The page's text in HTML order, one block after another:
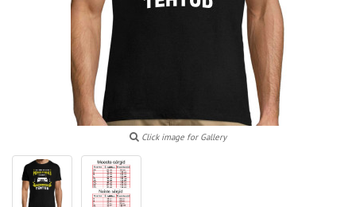
Click image for Gallery